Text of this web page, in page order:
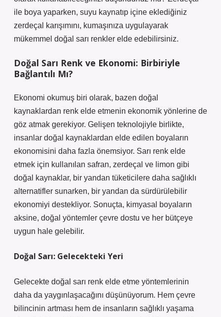
ile boya yaparken, suyu kaynatıp içine eklediğiniz
zerdeçal karışımını, kumaşınıza uygulayarak
mükemmel doğal sarı renkler elde edebilirsiniz.
Doğal Sarı Renk ve Ekonomi: Birbiriyle
Bağlantılı Mı?
Ekonomi okumuş biri olarak, bazen doğal
kaynaklardan renk elde etmenin ekonomik yönlerine de
göz atmak gerekiyor. Gelişen teknolojiyle birlikte,
insanlar doğal kaynaklardan elde edilen boyaların
ekonomisini daha fazla önemsiyor. Sarı renk elde
etmek için kullanılan safran, zerdeçal ve limon gibi
doğal kaynaklar, bir yandan tüketicilere daha sağlıklı
alternatifler sunarken, bir yandan da sürdürülebilir
ekonomiyi destekliyor. Sonuçta, kimyasal boyaların
aksine, doğal yöntemler çevre dostu ve her bütçeye
uygun hale gelebilir.
Doğal Sarı: Gelecekteki Yeri
Gelecekte doğal sarı renk elde etme yöntemlerinin
daha da yaygınlaşacağını düşünüyorum. Hem çevre
bilincinin artması hem de insanların sağlıklı yaşama